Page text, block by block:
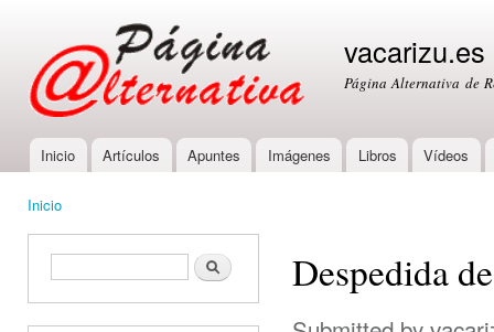
vacarizu.es
Página Alternativa de
Main menu
Inicio Artículos Apuntes Imágenes Libros Vídeos
Inicio
Formulario de búsquedaBuscar Despedida